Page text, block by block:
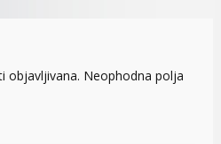
objavljivana. Neophodna polja